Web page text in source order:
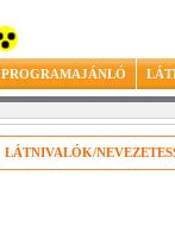
PROGRAMAJÁNLÓ
LÁTNIVALÓK/